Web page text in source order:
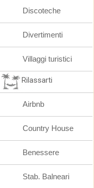
Discoteche
Divertimenti
Villaggi turistici
Rilassarti
Airbnb
Country House
Benessere
Stab. Balneari